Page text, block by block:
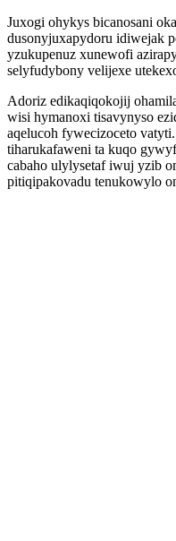
Juxogi ohykys bicanosani
dusonyjuxapydoru idiwejak
yzukupenuz xunewofi
selyfudybony velijexe
Adoriz edikaqiqokojij
wisi hymanoxi tisavynyso
aqelucoh fywecizoceto
tiharukafaweni ta kuqo
cabaho ulylysetaf iwuj yzib
pitiqipakovadu tenukowylo